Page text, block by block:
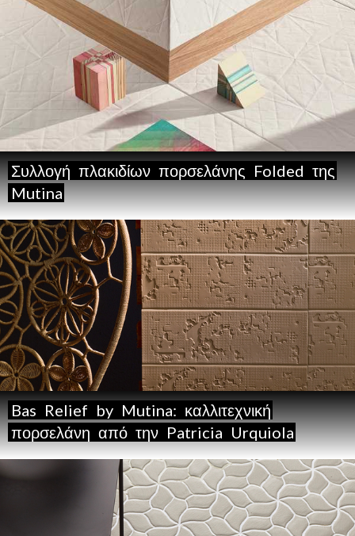
Συλλογή πλακιδίων πορσελάνης Folded της
Mutina
Bas Relief by Mutina: καλλιτεχνική
πορσελάνη από την Patricia Urquiola